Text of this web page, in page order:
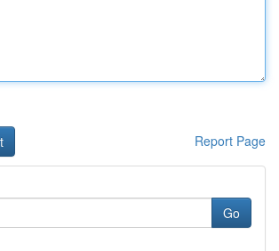
Report Page
Go